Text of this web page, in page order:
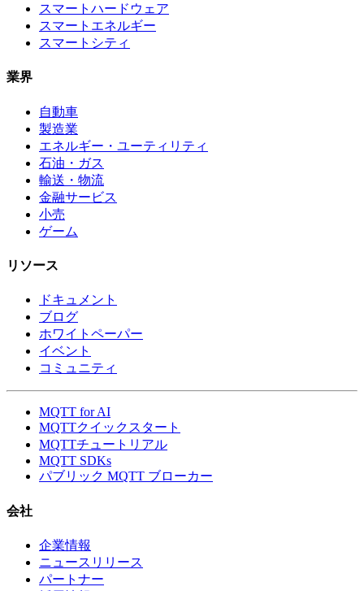
スマートハードウェア
スマートエネルギー
スマートシティ
業界
自動車
製造業
エネルギー・ユーティリティ
石油・ガス
輸送・物流
金融サービス
小売
ゲーム
リソース
ドキュメント
ブログ
ホワイトペーパー
イベント
コミュニティ
MQTT for AI
MQTTクイックスタート
MQTTチュートリアル
MQTT SDKs
パブリック MQTT ブローカー
会社
企業情報
ニュースリリース
パートナー